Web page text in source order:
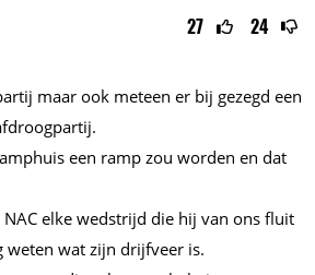
27 24
maar ook meteen er bij gezegd een
een ramp zou worden en dat
elke wedstrijd die hij van ons fluit
weten wat zijn drijfveer is.